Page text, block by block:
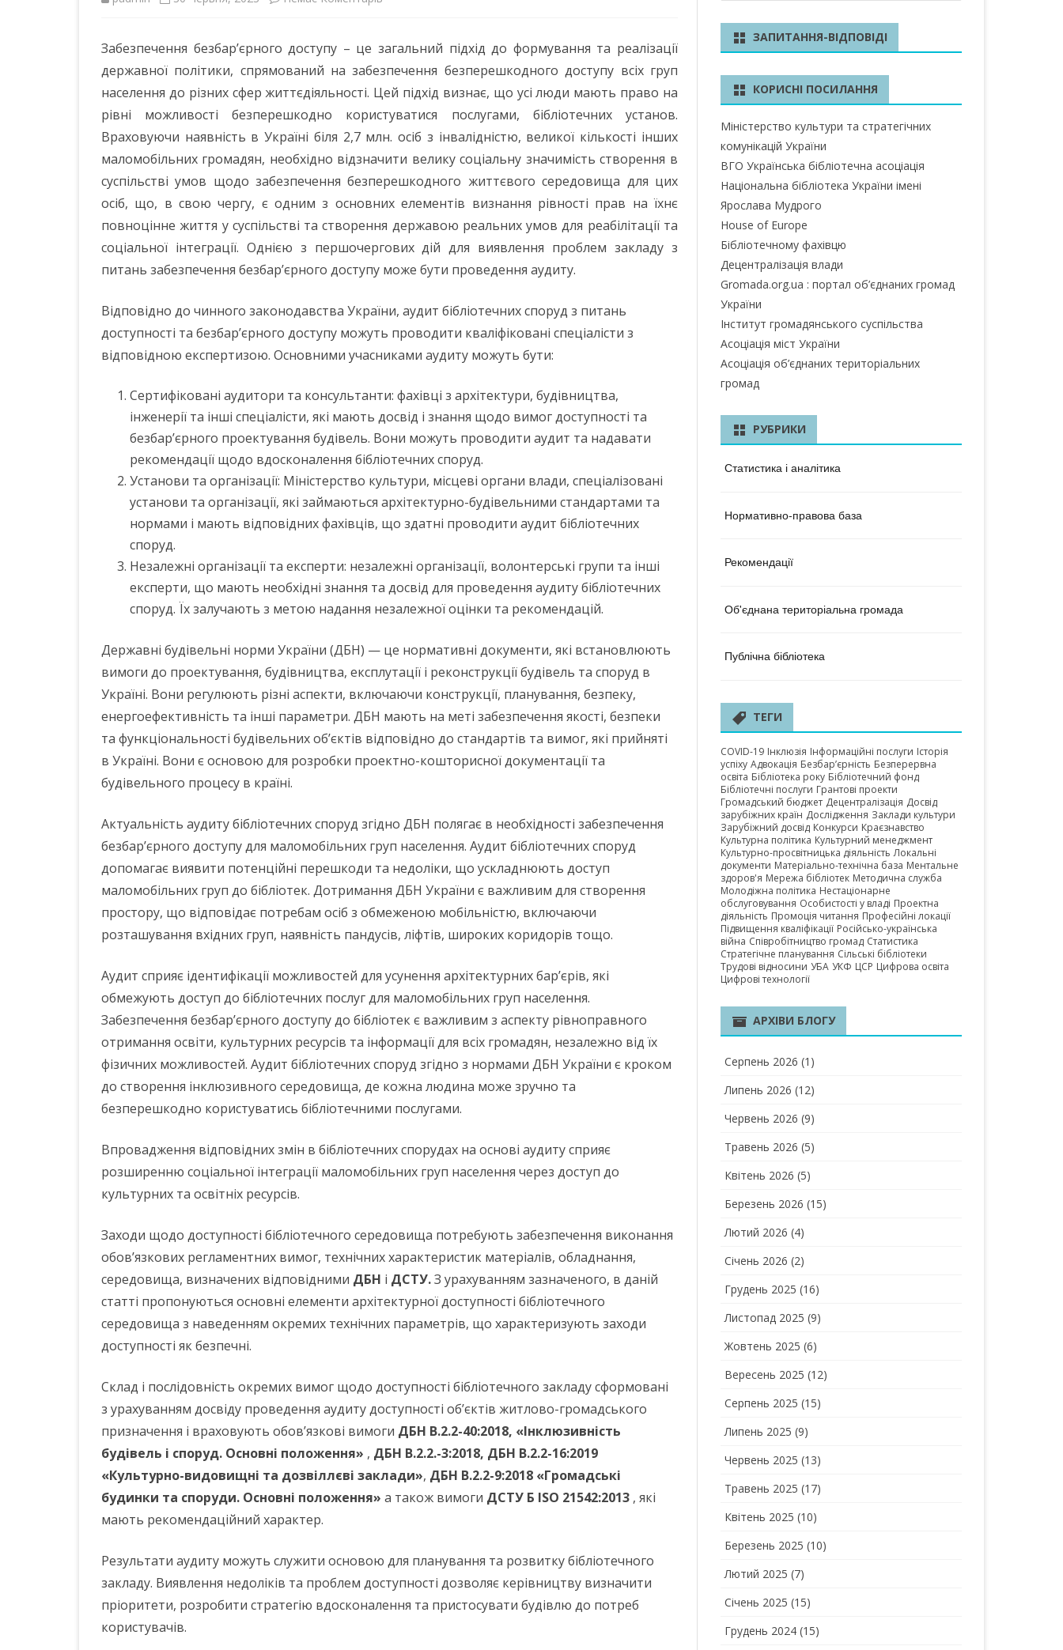
ДОНЕЦЬКА ОБЛАСТЬ
ЗАКАРПАТСЬКА ОБЛАСТЬ
ЗАПОРІЗЬКА ОБЛАСТЬ
ІВАНО-ФРАНКІВСЬКА ОБЛАСТЬ
КИЇВСЬКА ОБЛАСТЬ
КІРОВОГРАДСЬКА ОБЛАСТЬ
ЛУГАНСЬКА ОБЛАСТЬ
ЛЬВІВСЬКА ОБЛАСТЬ
ОДЕСЬКА ОБЛАСТЬ
ПОЛТАВСЬКА ОБЛАСТЬ
СУМСЬКА ОБЛАСТЬ
ТЕРНОПІЛЬСЬКА ОБЛАСТЬ
ХЕРСОНСЬКА ОБЛАСТЬ
ХМЕЛЬНИЦЬКА ОБЛАСТЬ
ЧЕРКАСЬКА ОБЛАСТЬ
ЧЕРНІВЕЦЬКА ОБЛАСТЬ
ЧЕРНІГІВСЬКА ОБЛАСТЬ
безбар’єрності:
бібліотечні
Забезпечення безбар’єрного доступу – це загальний підхід до формування та реалізації
державної політики, спрямований на забезпечення безперешкодного доступу всіх груп
населення до різних сфер життєдіяльності. Цей підхід визнає, що усі люди мають право на
рівні можливості безперешкодно користуватися послугами, бібліотечних установ.
Враховуючи наявність в Україні біля 2,7 млн. осіб з інвалідністю, великої кількості інших
маломобільних громадян, необхідно відзначити велику соціальну значимість створення в
суспільстві умов щодо забезпечення безперешкодного життєвого середовища для цих
осіб, що, в свою чергу, є одним з основних елементів визнання рівності прав на їхнє
повноцінне життя у суспільстві та створення державою реальних умов для реабілітації та
соціальної інтеграції. Однією з першочергових дій для виявлення проблем закладу з
питань забезпечення безбар’єрного доступу може бути проведення аудиту.
Відповідно до чинного законодавства України, аудит бібліотечних споруд з питань
доступності та безбар’єрного доступу можуть проводити кваліфіковані спеціалісти з
відповідною експертизою. Основними учасниками аудиту можуть бути:
Сертифіковані аудитори та консультанти: фахівці з архітектури, будівництва,
інженерії та інші спеціалісти, які мають досвід і знання щодо вимог доступності та
безбар’єрного проектування будівель. Вони можуть проводити аудит та надавати
рекомендації щодо вдосконалення бібліотечних споруд.
Установи та організації: Міністерство культури, місцеві органи влади, спеціалізовані
установи та організації, які займаються архітектурно-будівельними стандартами та
нормами і мають відповідних фахівців, що здатні проводити аудит бібліотечних
споруд.
Незалежні організації та експерти: незалежні організації, волонтерські групи та інші
експерти, що мають необхідні знання та досвід для проведення аудиту бібліотечних
споруд. Їх залучають з метою надання незалежної оцінки та рекомендацій.
Державні будівельні норми України (ДБН) — це нормативні документи, які встановлюють
вимоги до проектування, будівництва, експлутації і реконструкції будівель та споруд в
Україні. Вони регулюють різні аспекти, включаючи конструкції, планування, безпеку,
енергоефективність та інші параметри. ДБН мають на меті забезпечення якості, безпеки
та функціональності будівельних об’єктів відповідно до стандартів та вимог, які прийняті
в Україні. Вони є основою для розробки проектно-кошторисної документації та
будівельного процесу в країні.
Актуальність аудиту бібліотечних споруд згідно ДБН полягає в необхідності забезпечення
безбар’єрного доступу для маломобільних груп населення. Аудит бібліотечних споруд
допомагає виявити потенційні перешкоди та недоліки, що ускладнюють доступ
маломобільних груп до бібліотек. Дотримання ДБН України є важливим для створення
простору, що відповідає потребам осіб з обмеженою мобільністю, включаючи
розташування вхідних груп, наявність пандусів, ліфтів, широких коридорів тощо.
Аудит сприяє ідентифікації можливостей для усунення архітектурних бар’єрів, які
обмежують доступ до бібліотечних послуг для маломобільних груп населення.
Забезпечення безбар’єрного доступу до бібліотек є важливим з аспекту рівноправного
отримання освіти, культурних ресурсів та інформації для всіх громадян, незалежно від їх
фізичних можливостей. Аудит бібліотечних споруд згідно з нормами ДБН України є кроком
до створення інклюзивного середовища, де кожна людина може зручно та
безперешкодно користуватись бібліотечними послугами.
Впровадження відповідних змін в бібліотечних спорудах на основі аудиту сприяє
розширенню соціальної інтеграції маломобільних груп населення через доступ до
культурних та освітніх ресурсів.
Заходи щодо доступності бібліотечного середовища потребують забезпечення виконання
обов’язкових регламентних вимог, технічних характеристик матеріалів, обладнання,
середовища, визначених відповідними ДБН і ДСТУ.З урахуванням зазначеного, в даній
статті пропонуються основні елементи архітектурної доступності бібліотечного
середовища з наведенням окремих технічних параметрів, що характеризують заходи
доступності як безпечні.
Склад і послідовність окремих вимог щодо доступності бібліотечного закладу сформовані
з урахуванням досвіду проведення аудиту доступності об’єктів житлово-громадського
призначення і враховують обов’язкові вимоги ДБН В.2.2-40:2018, «Інклюзивність
будівель і споруд. Основні положення» , ДБН В.2.2.-3:2018, ДБН В.2.2-16:2019
«Культурно-видовищні та дозвіллєві заклади», ДБН В.2.2-9:2018 «Громадські
будинки та споруди. Основні положення» а також вимоги ДСТУ Б ISO 21542:2013 , які
мають рекомендаційний характер.
Результати аудиту можуть служити основою для планування та розвитку бібліотечного
закладу. Виявлення недоліків та проблем доступності дозволяє керівництву визначити
пріоритети, розробити стратегію вдосконалення та пристосувати будівлю до потреб
користувачів.
к
ЗАПИТАННЯ-ВІДПОВІДІ
КОРИСНІ ПОСИЛАННЯ
Міністерство культури та стратегічних
комунікацій України
ВГО Українська бібліотечна асоціація
Національна бібліотека України імені
Ярослава Мудрого
House of Europe
Бібліотечному фахівцю
Децентралізація влади
Gromada.org.ua : портал об’єднаних громад
України
Інститут громадянського суспільства
Асоціація міст України
Асоціація об’єднаних територіальних
громад
РУБРИКИ
Статистика і аналітика
Нормативно-правова база
Рекомендації
Об'єднана територіальна громада
Публічна бібліотека
ТЕГИ
COVID-19 Інклюзія Інформаційні послуги Історія
успіху Адвокація Безбар’єрність Безперервна
освіта Бібліотека року Бібліотечний фонд
Бібліотечні послуги Грантові проекти
Громадський бюджет Децентралізація Досвід
зарубіжних країн Дослідження Заклади культури
Зарубіжний досвід Конкурси Краєзнавство
Культурна політика Культурний менеджмент
Культурно-просвітницька діяльність Локальні
документи Матеріально-технічна база Ментальне
здоров'я Мережа бібліотек Методична служба
Молодіжна політика Нестаціонарне
обслуговування Особистості у владі Проектна
діяльність Промоція читання Професійні локації
Підвищення кваліфікації Російсько-українська
війна Співробітництво громад Статистика
Стратегічне планування Сільські бібліотеки
Трудові відносини УБА УКФ ЦСР Цифрова освіта
Цифрові технології
АРХІВИ БЛОГУ
Серпень 2026 (1)
Липень 2026 (12)
Червень 2026 (9)
Травень 2026 (5)
Квітень 2026 (5)
Березень 2026 (15)
Лютий 2026 (4)
Січень 2026 (2)
Грудень 2025 (16)
Листопад 2025 (9)
Жовтень 2025 (6)
Вересень 2025 (12)
Серпень 2025 (15)
Липень 2025 (9)
Червень 2025 (13)
Травень 2025 (17)
Квітень 2025 (10)
Березень 2025 (10)
Лютий 2025 (7)
Січень 2025 (15)
Грудень 2024 (15)